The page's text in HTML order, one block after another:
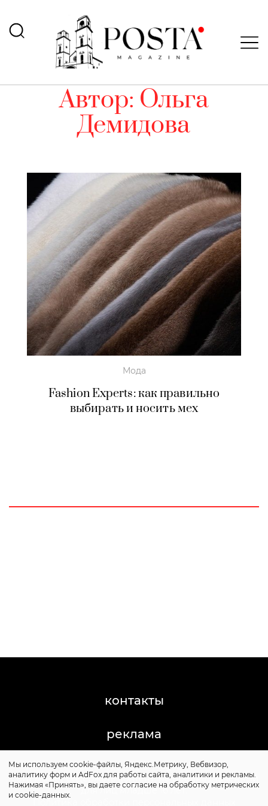
Автор: Ольга
Демидова
Мода
Fashion Experts: как правильно
выбирать и носить мех
контакты
реклама
©2011-2026 Posta-Magazine
Сайт может содержать контент, не предназначенный
для лиц младше 16 лет.
Политика обработки персональных данных
Мы используем cookie-файлы, Яндекс.Метрику, Вебвизор,
аналитику форм и AdFox для работы сайта, аналитики и рекламы.
Нажимая «Принять», вы даете согласие на обработку метрических
и cookie-данных.